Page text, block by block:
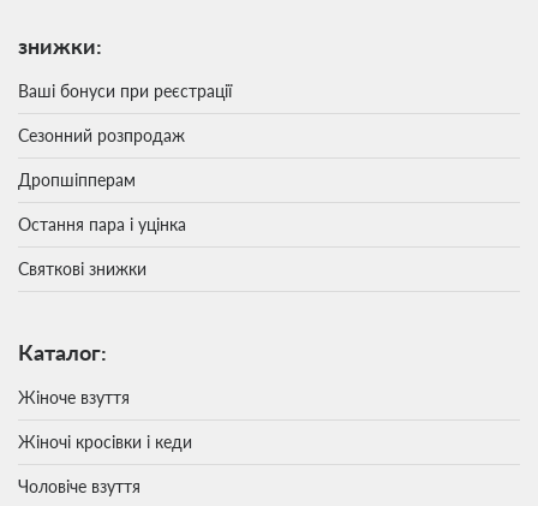
знижки:
Ваші бонуси при реєстрації
Сезонний розпродаж
Дропшіпперам
Остання пара і уцінка
Святкові знижки
Каталог:
Жіноче взуття
Жіночі кросівки і кеди
Чоловіче взуття